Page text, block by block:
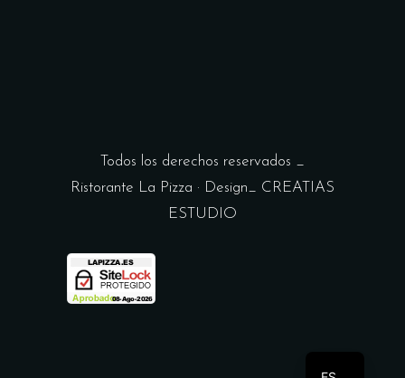
Todos los derechos reservados _
Ristorante La Pizza · Design_ CREATIAS
ESTUDIO